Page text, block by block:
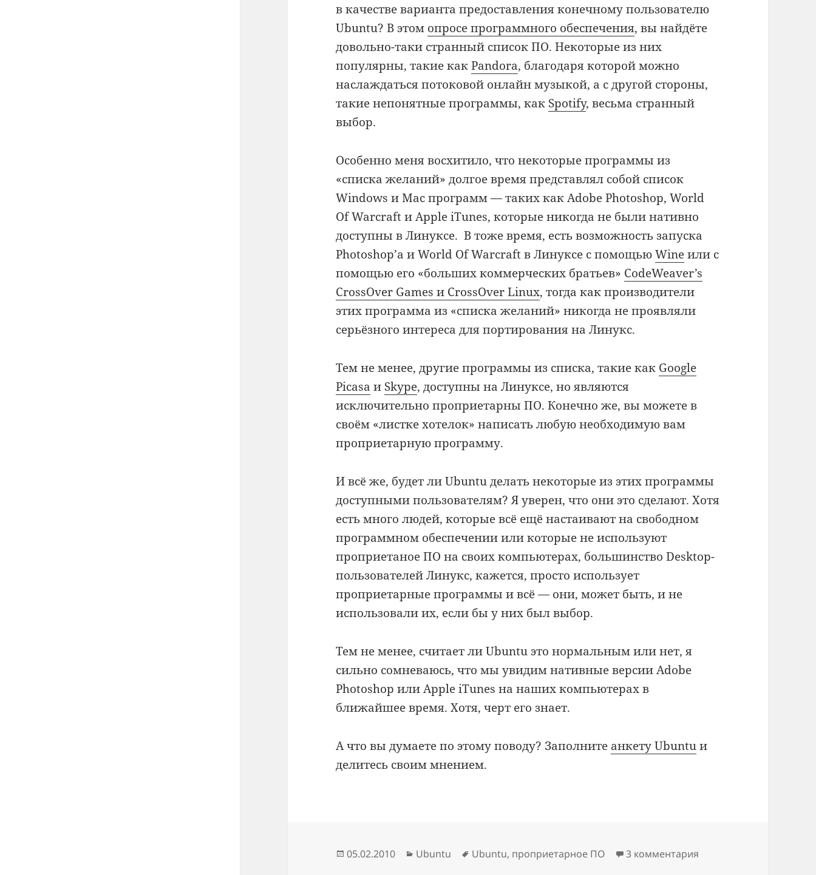
в качестве варианта предоставления конечному пользователю
Ubuntu? В этом опросе программного обеспечения, вы найдёте
довольно-таки странный список ПО. Некоторые из них
популярны, такие какPandora, благодаря которой можно
наслаждаться потоковой онлайн музыкой, а с другой стороны,
такие непонятные программы, как Spotify, весьма странный
выбор.
Особенно меня восхитило, что некоторые программы из
«списка желаний» долгое время представлял собой список
Windows и Mac программ — таких как Adobe Photoshop, World
Of Warcraft и Apple iTunes, которые никогда не были нативно
доступны в Линуксе. В тоже время, есть возможность запуска
Photoshop’а и World Of Warcraft в Линуксе с помощьюWineили с
помощью его «больших коммерческих братьев» CodeWeaver’s
CrossOver Games и CrossOver Linux, тогда как производители
этих программа из «списка желаний» никогда не проявляли
серьёзного интереса для портирования на Линукс.
Тем не менее, другие программы из списка, такие как Google
Picasa и Skype, доступны на Линуксе, но являются
исключительно проприетарны ПО. Конечно же, вы можете в
своём «листке хотелок» написать любую необходимую вам
проприетарную программу.
И всё же, будет ли Ubuntu делать некоторые из этих программы
доступными пользователям? Я уверен, что они это сделают. Хотя
есть много людей, которые всё ещё настаивают на свободном
программном обеспечении или которые не используют
проприетаное ПО на своих компьютерах, большинство Desktop-
пользователей Линукс, кажется, просто использует
проприетарные программы и всё — они, может быть, и не
использовали их, если бы у них был выбор.
Тем не менее, считает ли Ubuntu это нормальным или нет, я
сильно сомневаюсь, что мы увидим нативные версии Adobe
Photoshop или Apple iTunes на наших компьютерах в
ближайшее время. Хотя, черт его знает.
А что вы думаете по этому поводу? Заполните анкету Ubuntuи
делитесь своим мнением.
Опубликовано
05.02.2010 Рубрики
Ubuntu Метки
Ubuntu, проприетарное ПО 3 комментария